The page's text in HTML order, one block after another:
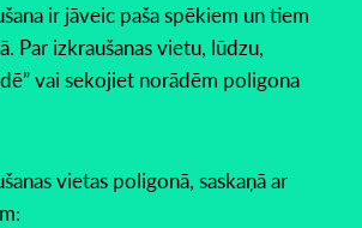
ir jāveic paša spēkiem un tiem
Par izkraušanas vietu, lūdzu,
vai sekojiet norādēm poligona
vietas poligonā, saskaņā ar